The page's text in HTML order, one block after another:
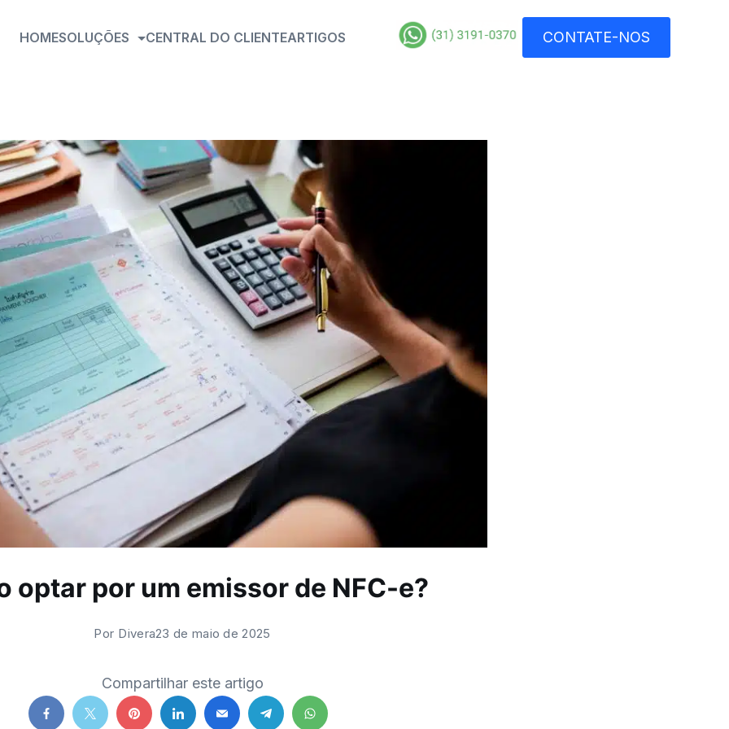
HOMESOLUÇÕES CENTRAL DO CLIENTEARTIGOS CONTATE-NOS
optar por um emissor de NFC-e?
Por Divera23 de maio de 2025
Compartilhar este artigo